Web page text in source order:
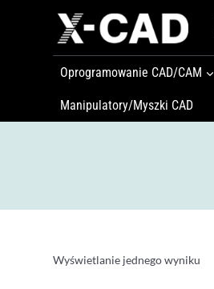
Oprogramowanie CAD/CAM
Manipulatory/Myszki CAD
Wyświetlanie jednego wyniku